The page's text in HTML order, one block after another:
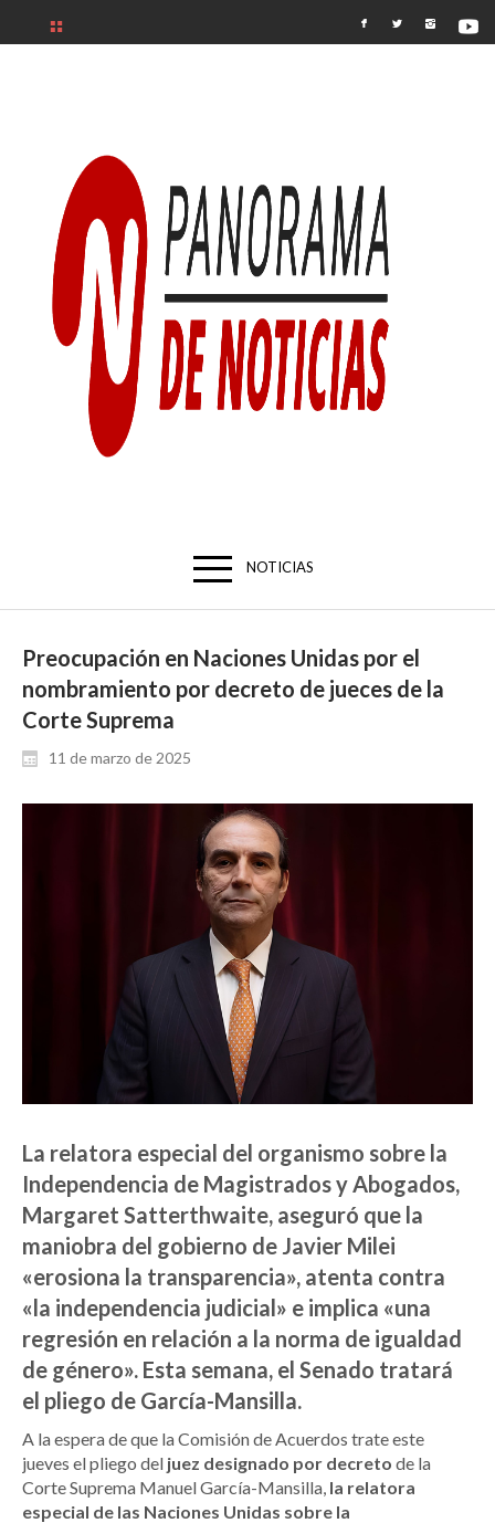
NOTICIAS
Preocupación en Naciones Unidas por el
nombramiento por decreto de jueces de la
Corte Suprema
11 de marzo de 2025
La relatora especial del organismo sobre la
Independencia de Magistrados y Abogados,
Margaret Satterthwaite, aseguró que la
maniobra del gobierno de Javier Milei
«erosiona la transparencia», atenta contra
«la independencia judicial» e implica «una
regresión en relación a la norma de igualdad
de género». Esta semana, el Senado tratará
el pliego de García-Mansilla.
A la espera de que la Comisión de Acuerdos trate este
jueves el pliego del juez designado por decreto de la
Corte Suprema Manuel García-Mansilla, la relatora
especial de las Naciones Unidas sobre la